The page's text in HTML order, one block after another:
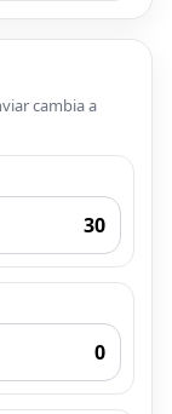
cambia a